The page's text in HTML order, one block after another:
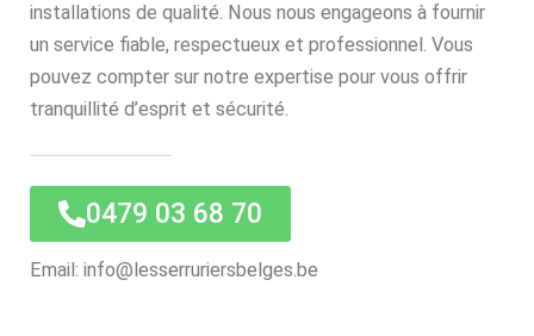
installations de qualité. Nous nous engageons à fournir
un service fiable, respectueux et professionnel. Vous
pouvez compter sur notre expertise pour vous offrir
tranquillité d’esprit et sécurité.
0479 03 68 70
Email: info@lesserruriersbelges.be